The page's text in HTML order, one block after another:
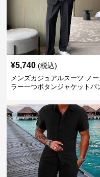
¥5,740 (税込)
メンズカジュアルスーツ ノー
ラー一つボタンジャケットパ